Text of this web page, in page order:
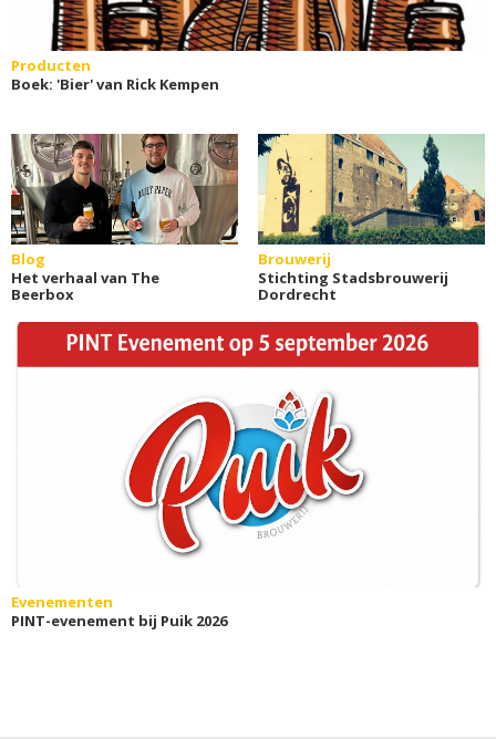
Producten
Boek: 'Bier' van Rick Kempen
Blog
Het verhaal van The
Beerbox
Brouwerij
Stichting Stadsbrouwerij
Dordrecht
Evenementen
PINT-evenement bij Puik 2026